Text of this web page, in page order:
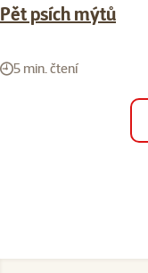
Pět psích mýtů
5 min. čtení